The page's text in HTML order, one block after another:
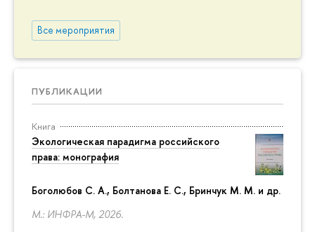
Все мероприятия
ПУБЛИКАЦИИ
Книга
Экологическая парадигма российского
права: монография
Боголюбов С. А., Болтанова Е. С., Бринчук М. М. и др.
М.: ИНФРА-М, 2026.